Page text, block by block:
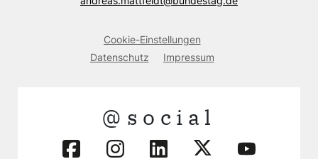
Cookie-Einstellungen
Datenschutz
Impressum
@social